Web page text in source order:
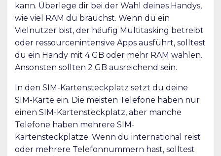
kann. Überlege dir bei der Wahl deines Handys,
wie viel RAM du brauchst. Wenn du ein
Vielnutzer bist, der häufig Multitasking betreibt
oder ressourcenintensive Apps ausführt, solltest
du ein Handy mit 4 GB oder mehr RAM wählen.
Ansonsten sollten 2 GB ausreichend sein.
In den SIM-Kartensteckplatz setzt du deine
SIM-Karte ein. Die meisten Telefone haben nur
einen SIM-Kartensteckplatz, aber manche
Telefone haben mehrere SIM-
Kartensteckplätze. Wenn du international reist
oder mehrere Telefonnummern hast, solltest